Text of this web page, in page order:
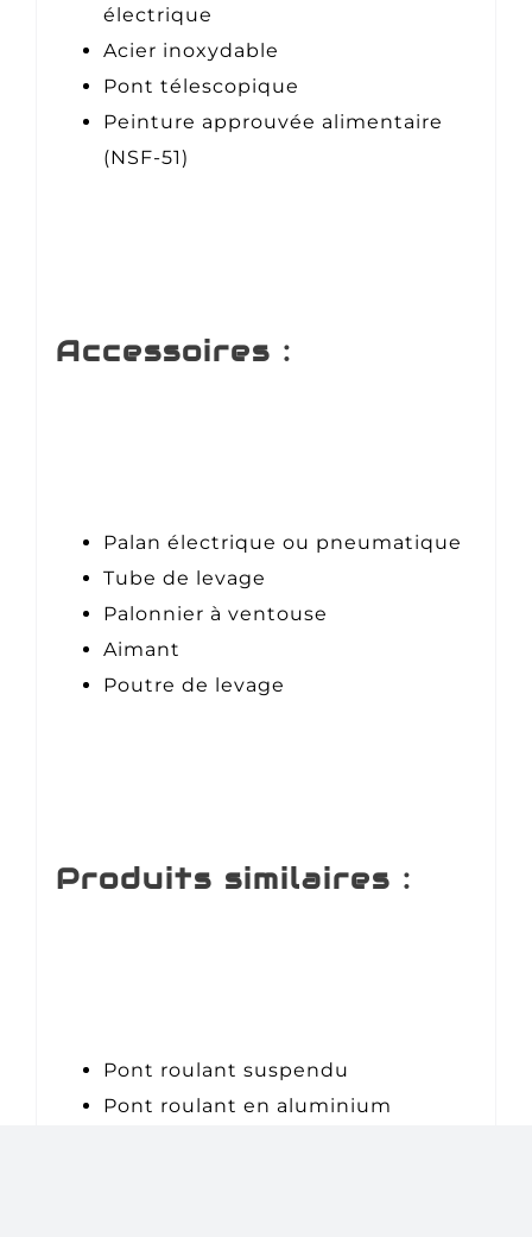
électrique
Acier inoxydable
Pont télescopique
Peinture approuvée alimentaire
(NSF-51)
Accessoires :
Palan électrique ou pneumatique
Tube de levage
Palonnier à ventouse
Aimant
Poutre de levage
Produits similaires :
Pont roulant suspendu
Pont roulant en aluminium